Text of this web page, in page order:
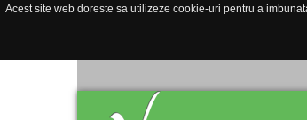
Acest site web doreste sa utilizeze cookie-uri pentru a